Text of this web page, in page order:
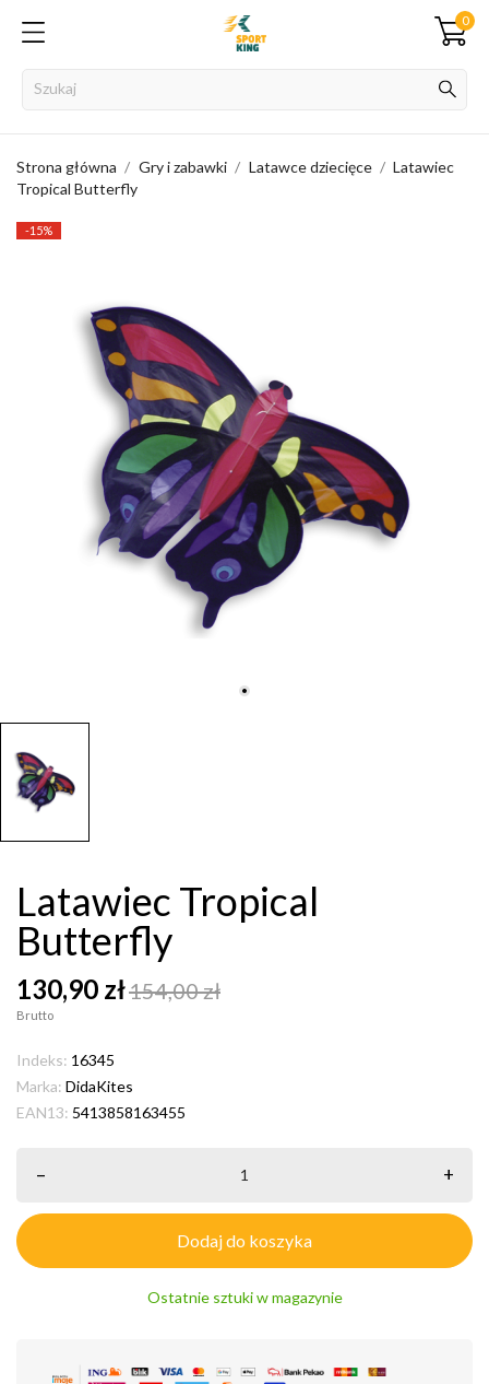
0
Strona główna Gry i zabawki Latawce dziecięce
Latawiec
Tropical Butterfly
-15%
Latawiec Tropical
Butterfly
130,90 zł154,00 zł
Brutto
Indeks: 16345
Marka: DidaKites
EAN13: 5413858163455
– +
Dodaj do koszyka
Ostatnie sztuki w magazynie